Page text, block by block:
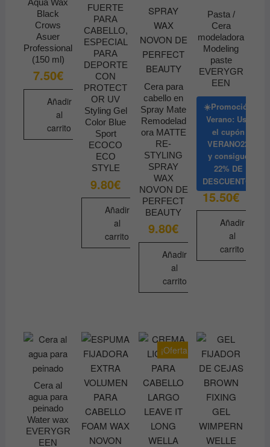
Black
Crows
Asuer
Professional
(150 ml)
7.50€
Añadir
al
carrito
FUERTE
PARA
CABELLO,
ESPECIAL
PARA
DEPORTE
CON
PROTECT
OR UV
Styling Gel
Color Blue
Sport
ECOCO
ECO
STYLE
9.80€
Añadir
al
carrito
Cera para
cabello en
Spray Mate
Remodelad
ora MATTE
RE-
STYLING
SPRAY
WAX
NOVON DE
PERFECT
BEAUTY
9.80€
Añadir
al
carrito
Pasta /
Cera
modeladora
Modeling
paste
EVERYGR
EEN
☀️Promoción
Verano: Usa
el cupón
VERANO22
y consigue
22% DE
DESCUENTO
15.50€
Añadir
al
carrito
Cera al
agua para
peinado
Water wax
EVERYGR
EEN
¡Oferta!